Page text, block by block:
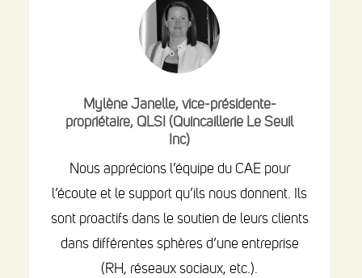
Mylène Janelle, vice-présidente-
propriétaire, QLSI (Quincaillerie Le Seuil
Inc)
Nous apprécions l’équipe du CAE pour
l’écoute et le support qu’ils nous donnent. Ils
sont proactifs dans le soutien de leurs clients
dans différentes sphères d’une entreprise
(RH, réseaux sociaux, etc.).